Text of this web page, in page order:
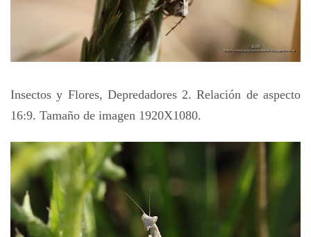
Insectos y Flores, Depredadores 2. Relación de aspecto
16:9. Tamaño de imagen 1920X1080.